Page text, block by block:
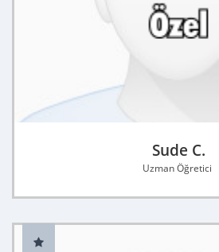
Sude C.
Uzman Öğretici